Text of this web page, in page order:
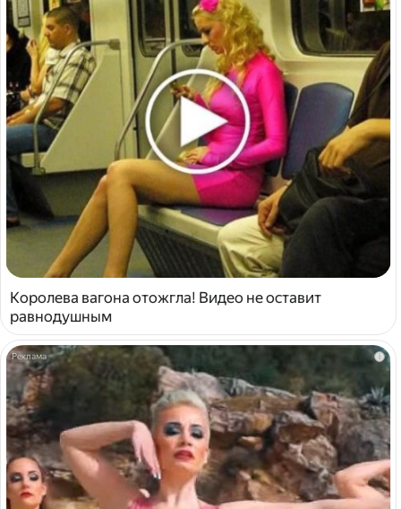
Королева вагона отожгла! Видео не оставит
равнодушным
i